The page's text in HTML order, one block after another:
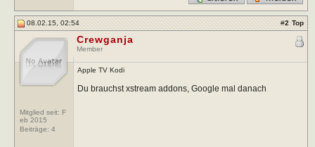
08.02.15, 02:54 #2 Top
Mitglied seit: F
eb 2015
Beiträge: 4
Crewganja
Member
Apple TV Kodi
Du brauchst xstream addons, Google mal danach